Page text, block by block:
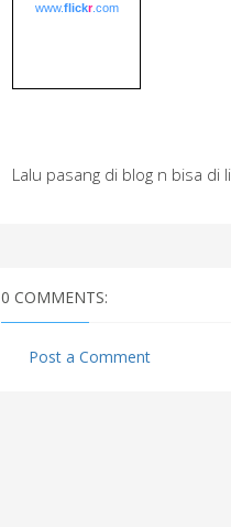
www.flickr.com
Lalu pasang di blog n bisa di
0 COMMENTS:
Post a Comment